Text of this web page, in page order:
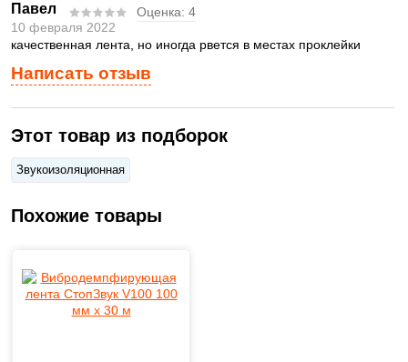
Написать отзыв
Павел Оценка: 4
10 февраля 2022
качественная лента, но иногда рвется в местах проклейки
Этот товар из подборок
Звукоизоляционная
Похожие товары